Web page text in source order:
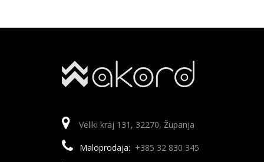
Veliki kraj 131, 32270, Županja
Maloprodaja: +385 32 830 345